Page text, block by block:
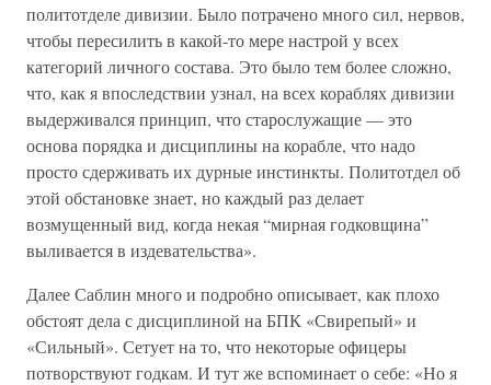
политотделе дивизии. Было потрачено много сил, нервов,
чтобы пересилить в какой-то мере настрой у всех
категорий личного состава. Это было тем более сложно,
что, как я впоследствии узнал, на всех кораблях дивизии
выдерживался принцип, что старослужащие — это
основа порядка и дисциплины на корабле, что надо
просто сдерживать их дурные инстинкты. Политотдел об
этой обстановке знает, но каждый раз делает
возмущенный вид, когда некая “мирная годковщина”
выливается в издевательства».
Далее Саблин много и подробно описывает, как плохо
обстоят дела с дисциплиной на БПК «Свирепый» и
«Сильный». Сетует на то, что некоторые офицеры
потворствуют годкам. И тут же вспоминает о себе: «Но я